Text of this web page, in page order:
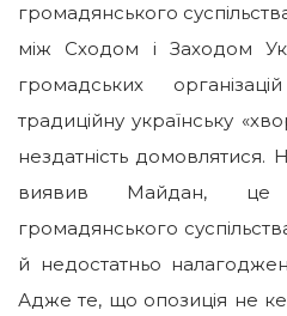
громадянського
між Сходом і Заходом
громадських
традиційну українську
нездатність домовлятися.
виявив Майдан, це
громадянського
й недостатньо
Адже те, що опозиція не